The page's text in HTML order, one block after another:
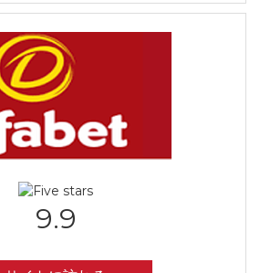
9.9